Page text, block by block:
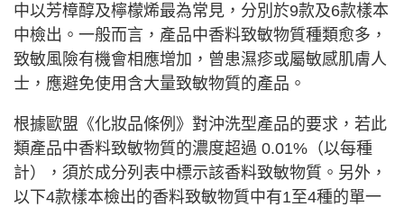
中以芳樟醇及檸檬烯最為常見，分別於9款及6款樣本
中檢出。一般而言，產品中香料致敏物質種類愈多，
致敏風險有機會相應增加，曾患濕疹或屬敏感肌膚人
士，應避免使用含大量致敏物質的產品。
根據歐盟《化妝品條例》對沖洗型產品的要求，若此
類產品中香料致敏物質的濃度超過 0.01%（以每種
計），須於成分列表中標示該香料致敏物質。另外，
以下4款樣本檢出的香料致敏物質中有1至4種的單一